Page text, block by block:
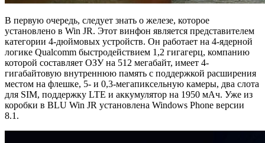
В первую очередь, следует знать о железе, которое
установлено в Win JR. Этот винфон является представителем
категории 4-дюймовых устройств. Он работает на 4-ядерной
логике Qualcomm быстродействием 1,2 гигагерц, компанию
которой составляет ОЗУ на 512 мегабайт, имеет 4-
гигабайтовую внутреннюю память с поддержкой расширения
местом на флешке, 5- и 0,3-мегапиксельную камеры, два слота
для SIM, поддержку LTE и аккумулятор на 1950 мАч. Уже из
коробки в BLU Win JR установлена Windows Phone версии
8.1.